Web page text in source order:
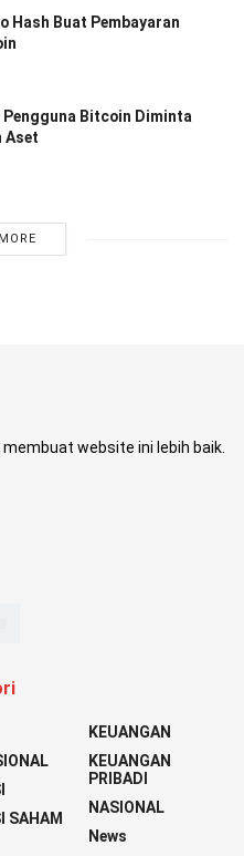
Hash Buat Pembayaran
Bitcoin Diminta
Aset
website ini lebih baik.
SAHAM
KEUANGAN
KEUANGAN
PRIBADI
NASIONAL
News